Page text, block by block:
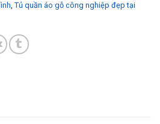
, Tủ quần áo gỗ công nghiệp đẹp tại